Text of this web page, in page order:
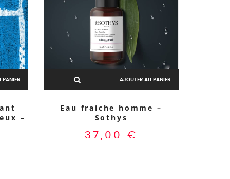
PANIER
–
AJOUTER AU PANIER
Eau fraiche homme –
Sothys
37,00 €